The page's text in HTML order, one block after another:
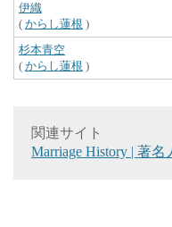
伊織
( からし蓮根 )
杉本青空
( からし蓮根 )
関連サイト
Marriage History | 著